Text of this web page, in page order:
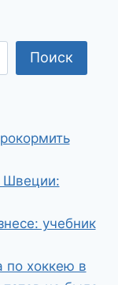
Поиск
Швеции:
учебник
по хоккею в